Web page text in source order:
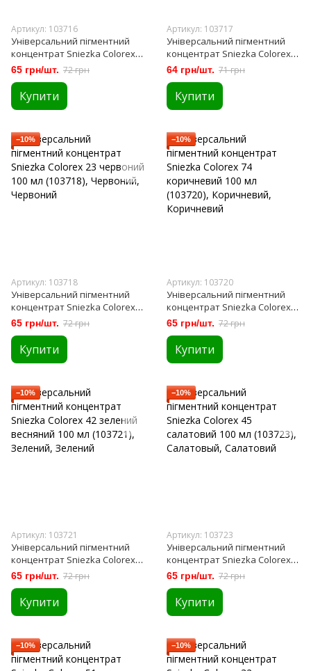
Артикул: 103716
Універсальний пігментний
концентрат Sniezka Colorex
13 жовтий 100 мл (103716)
65 грн/шт. 72 грн
Купити
Артикул: 103717
Універсальний пігментний
концентрат Sniezka Colorex
12 жовтий сонячний 100 мл
(103717)
64 грн/шт. 71 грн
Купити
−10%
Артикул: 103718
Універсальний пігментний
концентрат Sniezka Colorex
23 червоний 100 мл (103718)
65 грн/шт. 72 грн
Купити
−10%
Артикул: 103720
Універсальний пігментний
концентрат Sniezka Colorex
74 коричневий 100 мл (103720)
65 грн/шт. 72 грн
Купити
−10%
Артикул: 103721
Універсальний пігментний
концентрат Sniezka Colorex
42 зелений весняний 100 мл
(103721)
65 грн/шт. 72 грн
Купити
−10%
Артикул: 103723
Універсальний пігментний
концентрат Sniezka Colorex
45 салатовий 100 мл (103723)
65 грн/шт. 72 грн
Купити
−10% −10%